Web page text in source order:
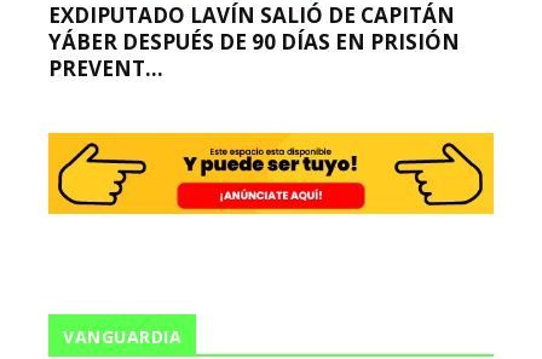
EXDIPUTADO LAVÍN SALIÓ DE CAPITÁN
YÁBER DESPUÉS DE 90 DÍAS EN PRISIÓN
PREVENT...
VANGUARDIA